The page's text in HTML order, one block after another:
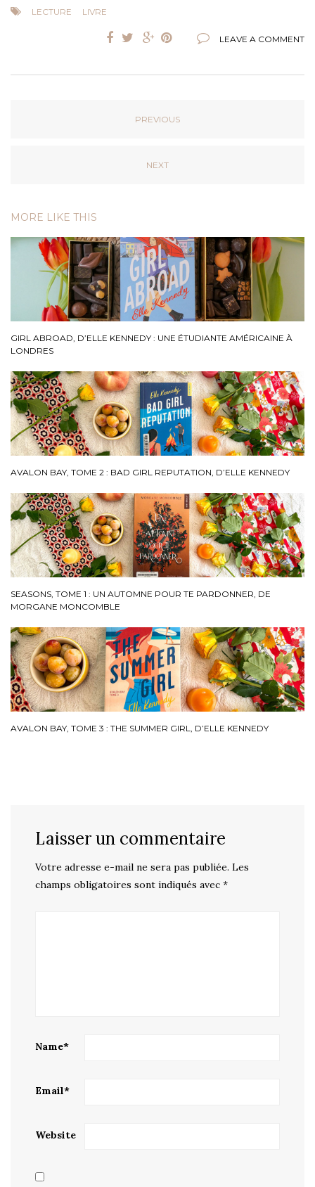
LECTURE LIVRE
LEAVE A COMMENT
PREVIOUS
NEXT
MORE LIKE THIS
GIRL ABROAD, D’ELLE KENNEDY : UNE ÉTUDIANTE AMÉRICAINE À
LONDRES
AVALON BAY, TOME 2 : BAD GIRL REPUTATION, D’ELLE KENNEDY
SEASONS, TOME 1 : UN AUTOMNE POUR TE PARDONNER, DE
MORGANE MONCOMBLE
AVALON BAY, TOME 3 : THE SUMMER GIRL, D’ELLE KENNEDY
Laisser un commentaire
Votre adresse e-mail ne sera pas publiée. Les
champs obligatoires sont indiqués avec *
Name*
Email*
Website